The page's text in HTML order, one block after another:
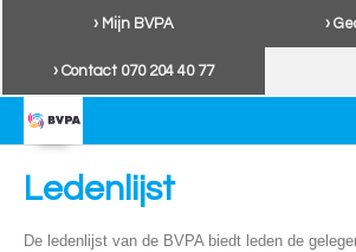
› Mijn BVPA ›
› Contact 070 204 40 77
Ledenlijst
De ledenlijst van de BVPA biedt leden de